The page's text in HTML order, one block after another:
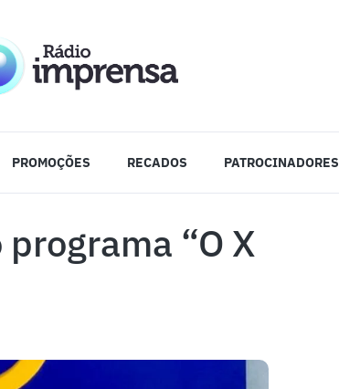
PROMOÇÕES RECADOS PATROCINADORES
“O X